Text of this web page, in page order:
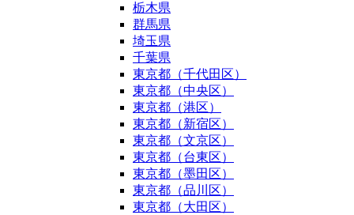
栃木県
群馬県
埼玉県
千葉県
東京都（千代田区）
東京都（中央区）
東京都（港区）
東京都（新宿区）
東京都（文京区）
東京都（台東区）
東京都（墨田区）
東京都（品川区）
東京都（大田区）